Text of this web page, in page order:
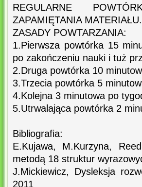
REGULARNE
ZAPAMIĘTANIA MATERIAŁU.
ZASADY POWTARZANIA:
1.Pierwsza powtórka 15
po zakończeniu nauki i tuż
2.Druga powtórka 10
3.Trzecia powtórka 5
4.Kolejna 3 minutowa po
5.Utrwalająca powtórka 2
Bibliografia:
E.Kujawa, M.Kurzyna,
metodą 18 struktur
J.Mickiewicz, Dysleksja
2011